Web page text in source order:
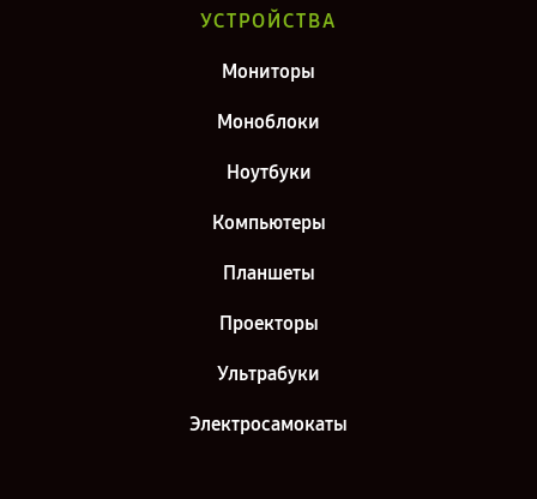
УСТРОЙСТВА
Мониторы
Моноблоки
Ноутбуки
Компьютеры
Планшеты
Проекторы
Ультрабуки
Электросамокаты